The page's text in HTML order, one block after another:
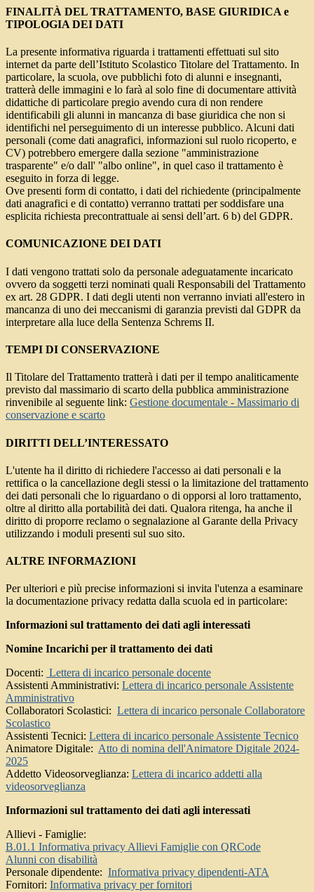
FINALITÀ DEL TRATTAMENTO, BASE GIURIDICA e
TIPOLOGIA DEI DATI
La presente informativa riguarda i trattamenti effettuati sul sito
internet da parte dell’Istituto Scolastico Titolare del Trattamento. In
particolare, la scuola, ove pubblichi foto di alunni e insegnanti,
tratterà delle immagini e lo farà al solo fine di documentare attività
didattiche di particolare pregio avendo cura di non rendere
identificabili gli alunni in mancanza di base giuridica che non si
identifichi nel perseguimento di un interesse pubblico. Alcuni dati
personali (come dati anagrafici, informazioni sul ruolo ricoperto, e
CV) potrebbero emergere dalla sezione "amministrazione
trasparente" e/o dall' "albo online", in quel caso il trattamento è
eseguito in forza di legge.
Ove presenti form di contatto, i dati del richiedente (principalmente
dati anagrafici e di contatto) verranno trattati per soddisfare una
esplicita richiesta precontrattuale ai sensi dell’art. 6 b) del GDPR.
COMUNICAZIONE DEI DATI
I dati vengono trattati solo da personale adeguatamente incaricato
ovvero da soggetti terzi nominati quali Responsabili del Trattamento
ex art. 28 GDPR. I dati degli utenti non verranno inviati all'estero in
mancanza di uno dei meccanismi di garanzia previsti dal GDPR da
interpretare alla luce della Sentenza Schrems II.
TEMPI DI CONSERVAZIONE
Il Titolare del Trattamento tratterà i dati per il tempo analiticamente
previsto dal massimario di scarto della pubblica amministrazione
rinvenibile al seguente link: Gestione documentale - Massimario di
conservazione e scarto
DIRITTI DELL’INTERESSATO
L'utente ha il diritto di richiedere l'accesso ai dati personali e la
rettifica o la cancellazione degli stessi o la limitazione del trattamento
dei dati personali che lo riguardano o di opporsi al loro trattamento,
oltre al diritto alla portabilità dei dati. Qualora ritenga, ha anche il
diritto di proporre reclamo o segnalazione al Garante della Privacy
utilizzando i moduli presenti sul suo sito.
ALTRE INFORMAZIONI
Per ulteriori e più precise informazioni si invita l'utenza a esaminare
la documentazione privacy redatta dalla scuola ed in particolare:
Informazioni sul trattamento dei dati agli interessati
Nomine Incarichi per il trattamento dei dati
Docenti: Lettera di incarico personale docente
Assistenti Amministrativi: Lettera di incarico personale Assistente
Amministrativo
Collaboratori Scolastici: Lettera di incarico personale Collaboratore
Scolastico
Assistenti Tecnici: Lettera di incarico personale Assistente Tecnico
Animatore Digitale: Atto di nomina dell'Animatore Digitale 2024-
2025
Addetto Videosorveglianza: Lettera di incarico addetti alla
videosorveglianza
Informazioni sul trattamento dei dati agli interessati
Allievi - Famiglie:
B.01.1 Informativa privacy Allievi Famiglie con QRCode
Alunni con disabilità
Personale dipendente: Informativa privacy dipendenti-ATA
Fornitori: Informativa privacy per fornitori